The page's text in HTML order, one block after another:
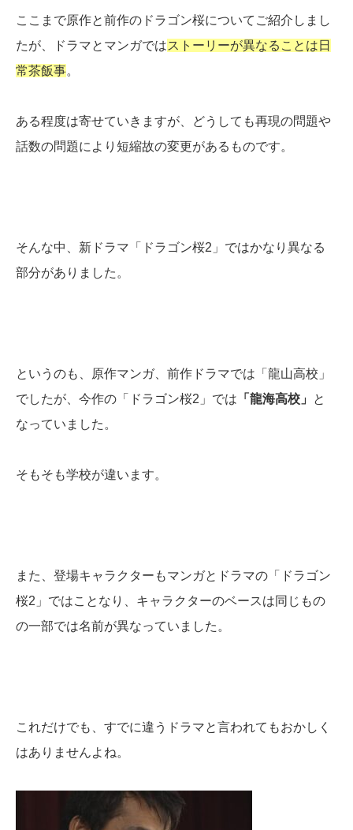
ここまで原作と前作のドラゴン桜についてご紹介しまし
たが、ドラマとマンガではストーリーが異なることは日
常茶飯事。
ある程度は寄せていきますが、どうしても再現の問題や
話数の問題により短縮故の変更があるものです。
そんな中、新ドラマ「ドラゴン桜2」ではかなり異なる
部分がありました。
というのも、原作マンガ、前作ドラマでは「龍山高校」
でしたが、今作の「ドラゴン桜2」では 「龍海高校」
と
なっていました。
そもそも学校が違います。
また、登場キャラクターもマンガとドラマの「ドラゴン
桜2」ではことなり、キャラクターのベースは同じもの
の一部では名前が異なっていました。
これだけでも、すでに違うドラマと言われてもおかしく
はありませんよね。